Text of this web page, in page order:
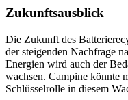
Zukunftsausblick
Die Zukunft des
der steigenden Nachfrage
Energien wird auch der
wachsen. Campine könnte
Schlüsselrolle in diesem